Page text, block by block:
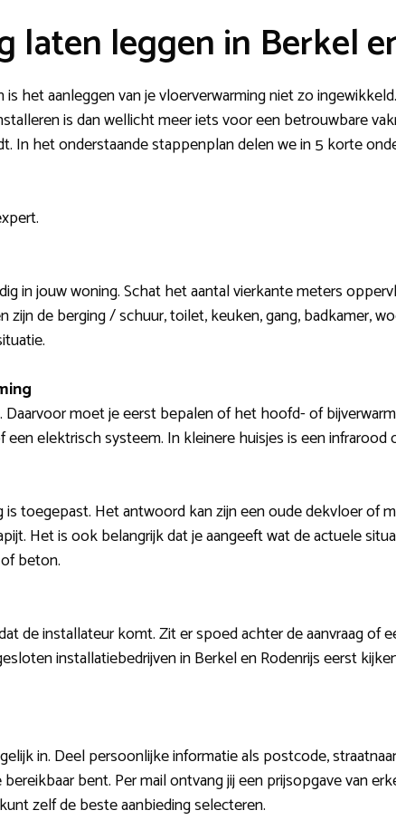
laten leggen in Berkel
het aanleggen van je vloerverwarming niet zo
is dan wellicht meer iets voor een betrouwbare
In het onderstaande stappenplan delen we in 5 korte
in jouw woning. Schat het aantal vierkante meters
de berging / schuur, toilet, keuken, gang, badkamer,
Daarvoor moet je eerst bepalen of het hoofd- of
elektrisch systeem. In kleinere huisjes is een
toegepast. Het antwoord kan zijn een oude dekvloer of
Het is ook belangrijk dat je aangeeft wat de actuele
beton.
de installateur komt. Zit er spoed achter de aanvraag of
installatiebedrijven in Berkel en Rodenrijs eerst
in. Deel persoonlijke informatie als postcode,
bent. Per mail ontvang jij een prijsopgave van
zelf de beste aanbieding selecteren.